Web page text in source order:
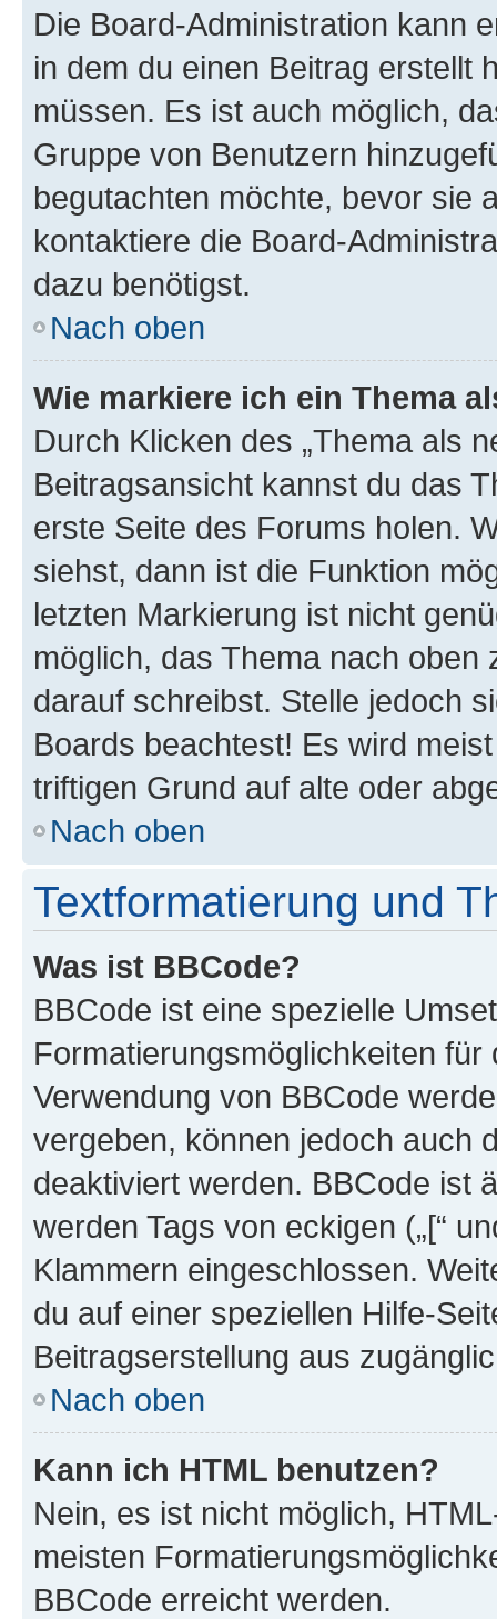
Die Board-Administration kann
in dem du einen Beitrag erstellt
müssen. Es ist auch möglich,
Gruppe von Benutzern
begutachten möchte, bevor sie
kontaktiere die Board-
dazu benötigst.
Nach oben
Wie markiere ich ein Thema
Durch Klicken des „Thema als
Beitragsansicht kannst du das
erste Seite des Forums holen.
siehst, dann ist die Funktion
letzten Markierung ist nicht
möglich, das Thema nach oben
darauf schreibst. Stelle jedoch
Boards beachtest! Es wird
triftigen Grund auf alte oder
Nach oben
Textformatierung und
Was ist BBCode?
BBCode ist eine spezielle
Formatierungsmöglichkeiten
Verwendung von BBCode
vergeben, können jedoch auch
deaktiviert werden. BBCode ist
werden Tags von eckigen („[“
Klammern eingeschlossen.
du auf einer speziellen Hilfe-
Beitragserstellung aus
Nach oben
Kann ich HTML benutzen?
Nein, es ist nicht möglich,
meisten
BBCode erreicht werden.